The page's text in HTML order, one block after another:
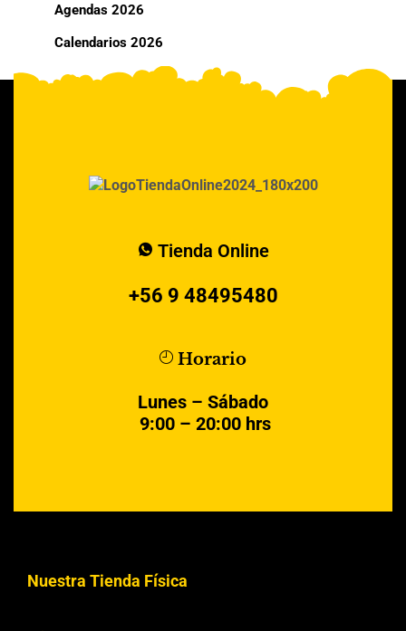
Agendas 2026
Calendarios 2026
Tienda Online
+56 9 48495480
Horario
Lunes – Sábado
9:00 – 20:00 hrs
Nuestra Tienda Física